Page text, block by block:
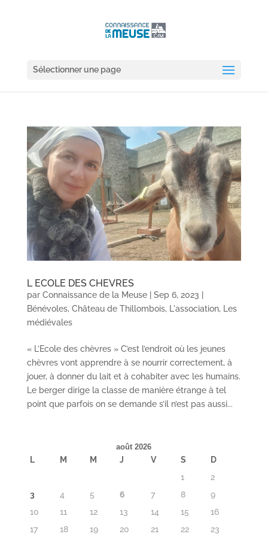
Sélectionner une page
L ECOLE DES CHEVRES
par Connaissance de la Meuse| Sep 6, 2023
Bénévoles, Château de Thillombois, L'association,
Les
médiévales
« L’Ecole des chèvres » C’est l’endroit où les jeunes
chèvres vont apprendre à se nourrir correctement, à
jouer, à donner du lait et à cohabiter avec les humains.
Le berger dirige la classe de manière étrange à tel
point que parfois on se demande s’il n’est pas aussi...
août 2026
L M M J V S
D
1
2
3
4 5 6 7 8
9
10
11 12 13 14 15
16
17
18 19 20 21 22 23